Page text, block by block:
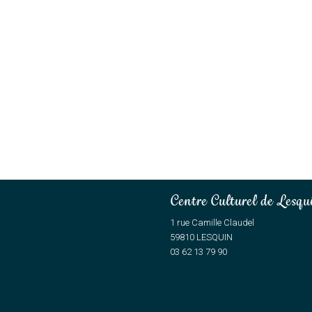
Centre Culturel de
1 rue Camille Claudel
59810 LESQUIN
03 62 13 79 90